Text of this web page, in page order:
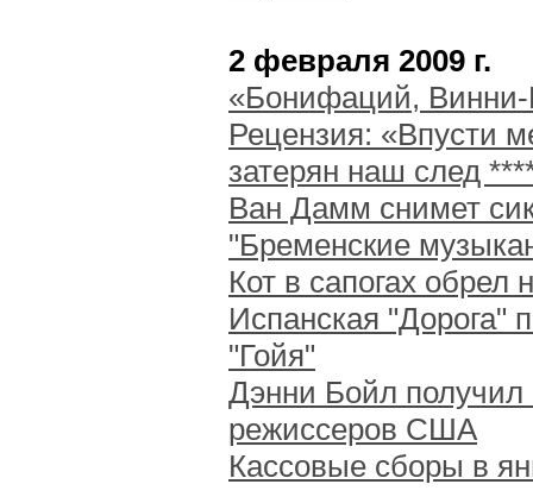
2 февраля 2009 г.
«Бонифаций, Винни-
Рецензия: «Впусти
затерян наш след
Ван Дамм снимет
"Бременские
Кот в сапогах обрел
Испанская "Дорога"
"Гойя"
Дэнни Бойл получил
режиссеров США
Кассовые сборы в